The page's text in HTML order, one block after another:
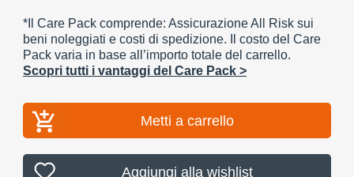
*Il Care Pack comprende: Assicurazione All Risk sui
beni noleggiati e costi di spedizione. Il costo del Care
Pack varia in base all’importo totale del carrello.
Scopri tutti i vantaggi del Care Pack >
Metti a carrello
Aggiungi alla wishlist